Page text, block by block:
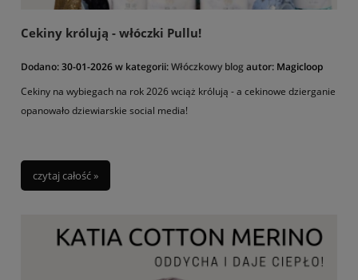
Cekiny królują - włóczki Pullu!
Dodano:30-01-2026w kategorii:Włóczkowy blog autor: Magicloop
Cekiny na wybiegach na rok 2026 wciąż królują - a cekinowe dzierganie
opanowało dziewiarskie social media!
czytaj całość »